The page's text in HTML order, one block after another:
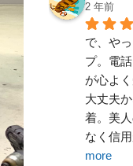
2 年前
で、や
プ。電
が心よ
大丈夫
着。美
なく信
more